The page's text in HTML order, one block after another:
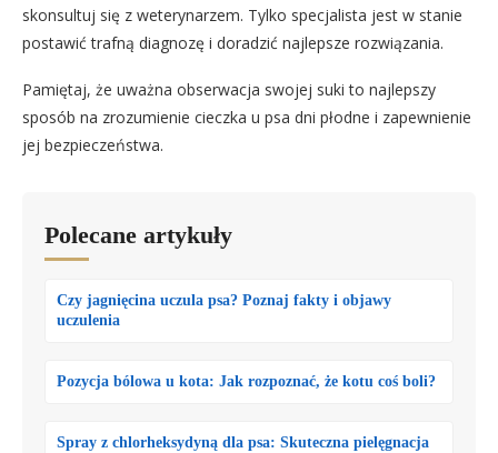
skonsultuj się z weterynarzem. Tylko specjalista jest w stanie
postawić trafną diagnozę i doradzić najlepsze rozwiązania.
Pamiętaj, że uważna obserwacja swojej suki to najlepszy
sposób na zrozumienie cieczka u psa dni płodne i zapewnienie
jej bezpieczeństwa.
Polecane artykuły
Czy jagnięcina uczula psa? Poznaj fakty i objawy
uczulenia
Pozycja bólowa u kota: Jak rozpoznać, że kotu coś boli?
Spray z chlorheksydyną dla psa: Skuteczna pielęgnacja